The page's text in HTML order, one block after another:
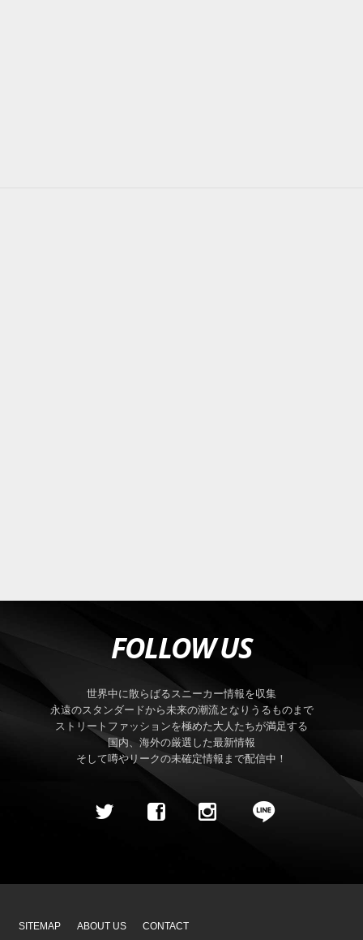
FOLLOW US
世界中に散らばるスニーカー情報を収集
永遠のスタンダードから未来の潮流となりうるものまで
ストリートファッションを極めた大人たちが満足する
国内、海外の厳選した最新情報
そして噂やリークの未確定情報まで配信中！
SITEMAP ABOUT US CONTACT